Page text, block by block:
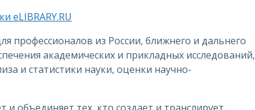
eLIBRARY.RU
профессионалов из России, ближнего и дальнего
академических и прикладных исследований,
и статистики науки, оценки научно-